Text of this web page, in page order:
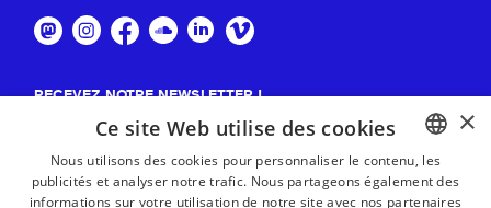
RECEVEZ NOTRE NEWSLETTER !
BASQUE
×
Ce site Web utilise des cookies
Nous utilisons des cookies pour personnaliser le contenu, les
publicités et analyser notre trafic. Nous partageons également des
informations sur votre utilisation de notre site avec nos partenaires